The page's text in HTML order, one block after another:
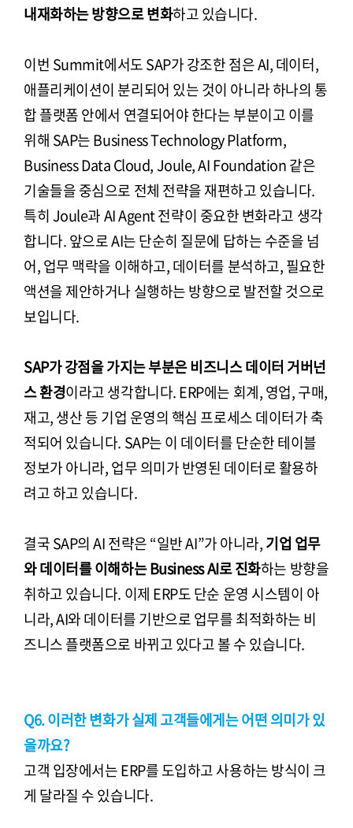
내재화하는 방향으로 변화하고 있습니다.
이번 Summit에서도 SAP가 강조한 점은 AI, 데이터,
애플리케이션이 분리되어 있는 것이 아니라 하나의 통
합 플랫폼 안에서 연결되어야 한다는 부분이고 이를
위해 SAP는 Business Technology Platform,
Business Data Cloud, Joule, AI Foundation 같은
기술들을 중심으로 전체 전략을 재편하고 있습니다.
특히 Joule과 AI Agent 전략이 중요한 변화라고 생각
합니다. 앞으로 AI는 단순히 질문에 답하는 수준을 넘
어, 업무 맥락을 이해하고, 데이터를 분석하고, 필요한
액션을 제안하거나 실행하는 방향으로 발전할 것으로
보입니다.
SAP가 강점을 가지는 부분은 비즈니스 데이터 거버넌
스 환경이라고 생각합니다. ERP에는 회계, 영업, 구매,
재고, 생산 등 기업 운영의 핵심 프로세스 데이터가 축
적되어 있습니다. SAP는 이 데이터를 단순한 테이블
정보가 아니라, 업무 의미가 반영된 데이터로 활용하
려고 하고 있습니다.
결국 SAP의 AI 전략은 “일반 AI”가 아니라,기업 업무
와 데이터를 이해하는 Business AI로 진화하는 방향을
취하고 있습니다. 이제 ERP도 단순 운영 시스템이 아
니라, AI와 데이터를 기반으로 업무를 최적화하는 비
즈니스 플랫폼으로 바뀌고 있다고 볼 수 있습니다.
Q6. 이러한 변화가 실제 고객들에게는 어떤 의미가 있
을까요?
고객 입장에서는 ERP를 도입하고 사용하는 방식이 크
게 달라질 수 있습니다.